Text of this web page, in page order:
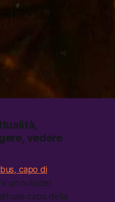
vedere
capo di
un outsider
capo della